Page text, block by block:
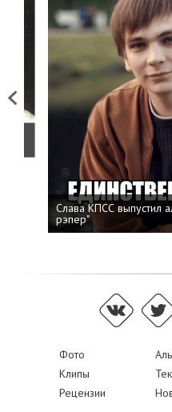
Previous
Слава КПСС выпустил
рэпер"
Фото
Клипы
Рецензии